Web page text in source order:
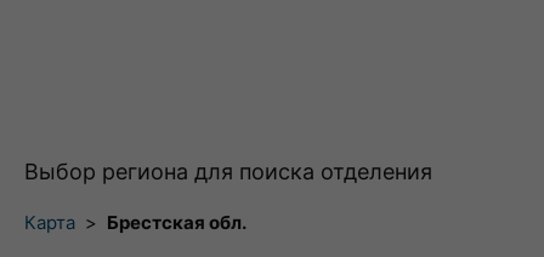
Выбор региона для поиска отделения
Карта > Брестская обл.